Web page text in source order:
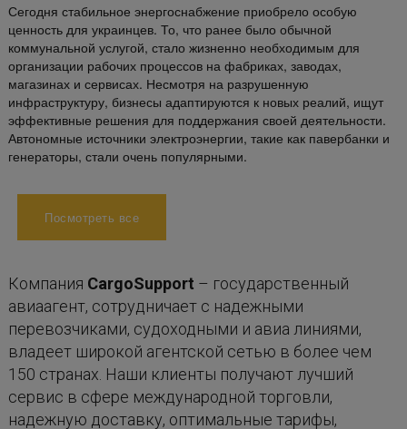
Сегодня стабильное энергоснабжение приобрело особую
ценность для украинцев. То, что ранее было обычной
коммунальной услугой, стало жизненно необходимым для
организации рабочих процессов на фабриках, заводах,
магазинах и сервисах. Несмотря на разрушенную
инфраструктуру, бизнесы адаптируются к новых реалий, ищут
эффективные решения для поддержания своей деятельности.
Автономные источники электроэнергии, такие как павербанки и
генераторы, стали очень популярными.
Посмотреть все
Компания CargoSupport – государственный
авиаагент, сотрудничает с надежными
перевозчиками, судоходными и авиа линиями,
владеет широкой агентской сетью в более чем
150 странах. Наши клиенты получают лучший
сервис в сфере международной торговли,
надежную доставку, оптимальные тарифы,